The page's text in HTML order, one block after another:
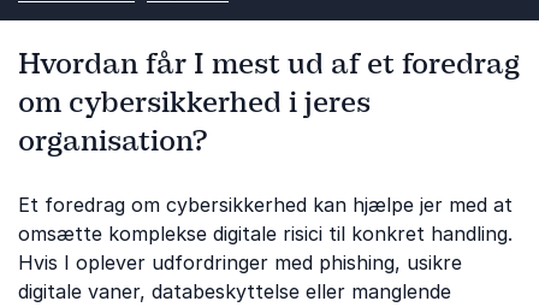
Hvordan får I mest ud af et foredrag
om cybersikkerhed i jeres
organisation?
Et foredrag om cybersikkerhed kan hjælpe jer med at
omsætte komplekse digitale risici til konkret handling.
Hvis I oplever udfordringer med phishing, usikre
digitale vaner, databeskyttelse eller manglende